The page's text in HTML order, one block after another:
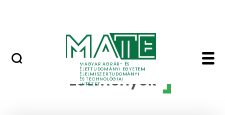
MAGYAR AGRÁR- ÉS
ÉLETTUDOMÁNYI EGYETEM
ÉLELMISZERTUDOMÁNYI
ÉS TECHNOLÓGIAI
INTÉZET
Események -
Események